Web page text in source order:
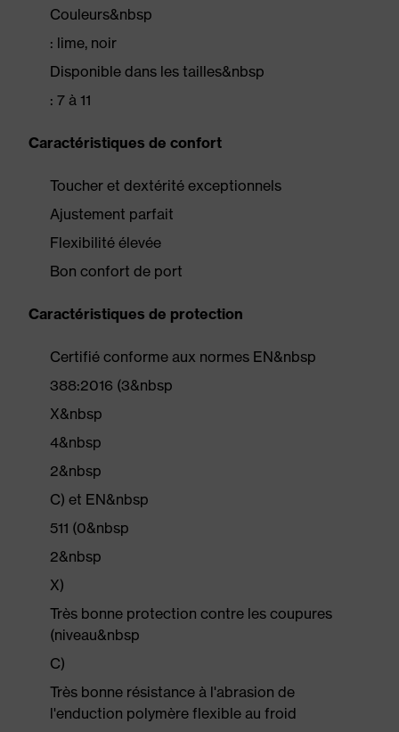
Couleurs&nbsp
: lime, noir
Disponible dans les tailles&nbsp
: 7 à 11
Caractéristiques de confort
Toucher et dextérité exceptionnels
Ajustement parfait
Flexibilité élevée
Bon confort de port
Caractéristiques de protection
Certifié conforme aux normes EN&nbsp
388:2016 (3&nbsp
X&nbsp
4&nbsp
2&nbsp
C) et EN&nbsp
511 (0&nbsp
2&nbsp
X)
Très bonne protection contre les coupures
(niveau&nbsp
C)
Très bonne résistance à l'abrasion de
l'enduction polymère flexible au froid